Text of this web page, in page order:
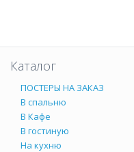
Каталог
ПОСТЕРЫ НА ЗАКАЗ
В спальню
В Кафе
В гостиную
На кухню